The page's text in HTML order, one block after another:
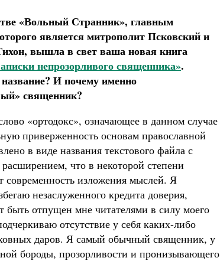
«Вольный Странник», главным
является митрополит Псковский и
вышла в свет ваша новая книга
непрозорливого священника».
И почему именно
священник?
«ортодокс», означающее в данном случае
приверженность основам православной
в виде названия текстового файла с
что в некоторой степени
современность изложения мыслей. Я
незаслуженного кредита доверия,
быть отпущен мне читателями в силу моего
отсутствие у себя каких-либо
даров. Я самый обычный священник, у
бороды, прозорливости и пронизывающего
в жизни
святого
Роман Котов